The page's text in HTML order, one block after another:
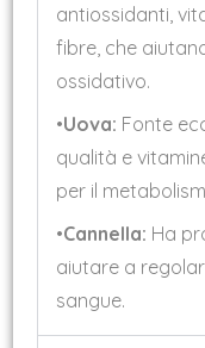
antiossidanti,
fibre, che
ossidativo.
•Uova: Fonte
qualità e
per il
•Cannella: Ha
aiutare a
sangue.